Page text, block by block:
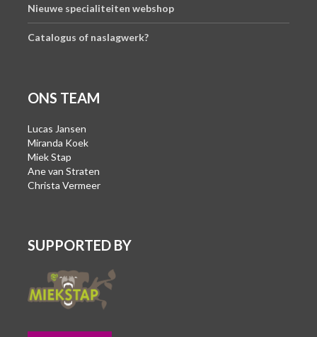
Nieuwe specialiteiten webshop
Catalogus of naslagwerk?
ONS TEAM
Lucas Jansen
Miranda Koek
Miek Stap
Ane van Straten
Christa Vermeer
SUPPORTED BY